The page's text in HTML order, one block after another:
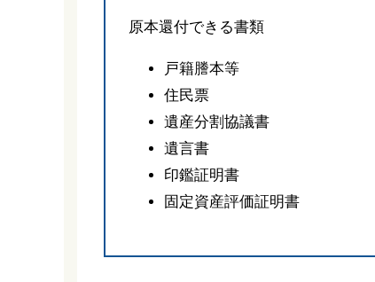
原本還付できる書類
戸籍謄本等
住民票
遺産分割協議書
遺言書
印鑑証明書
固定資産評価証明書